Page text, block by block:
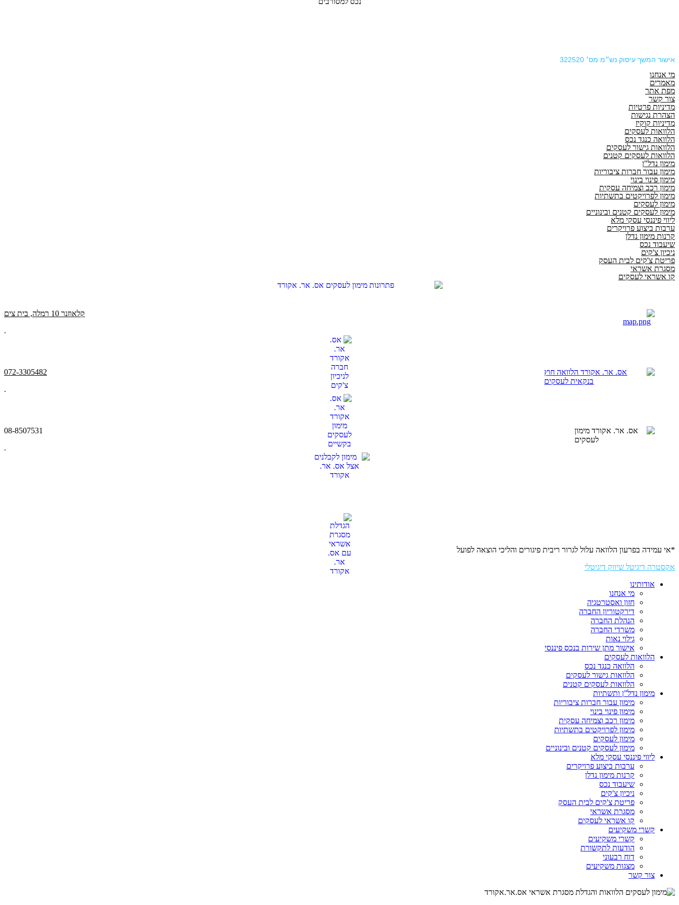
אישור המשך עיסוק נש״מ מס׳ 322520
מי אנחנו
מאמרים
מפת אתר
צור קשר
מדיניות פרטיות
הצהרת נגישות
מדיניות קוקיז
הלוואות לעסקים
הלוואה כנגד נכס
הלוואות גישור לעסקים
הלוואות לעסקים קטנים
מימון נדל"ן
מימון עבור חברות ציבוריות
מימון פינוי בינוי
מימון רכב וצמיחה עסקית
מימון לפרויקטים בתשתיות
מימון לעסקים
מימון לעסקים קטנים ובינוניים
ליווי פיננסי עסקי מלא
ערבות ביצוע פרויקרים
קרנות מימון נדלן
שיעבוד נכס
ניכיון צ'קים
פריטת צ'קים לבית העסק
מסגרת אשראי
קו אשראי לעסקים
קלאוזנר 10 רמלה, בית צים
.
072-3305482
.
08-8507531
.
*אי עמידה בפרעון הלוואה עלול לגרור ריבית פיגורים והליכי הוצאה לפועל
אקסטרה דיגיטל שיווק דיגיטלי
אודותינו
מי אנחנו
חזון ואסטרטגיה
דירקטוריון החברה
הנהלת החברה
משרדי החברה
גילוי נאות
אישור מתן שירות בנכס פיננסי
הלוואות לעסקים
הלוואה כנגד נכס
הלוואות גישור לעסקים
הלוואות לעסקים קטנים
מימון נדל”ן ותשתיות
מימון עבור חברות ציבוריות
מימון פינוי בינוי
מימון רכב וצמיחה עסקית
מימון לפרויקטים בתשתיות
מימון לעסקים
מימון לעסקים קטנים ובינוניים
ליווי פיננסי עסקי מלא
ערבות ביצוע פרויקרים
קרנות מימון נדלן
שיעבוד נכס
ניכיון צ'קים
פריטת צ'קים לבית העסק
מסגרת אשראי
קו אשראי לעסקים
קשרי משקיעים
קשרי משקיעים
הודעות לתקשורת
דוח רבעוני
מצגות משקיעים
צור קשר